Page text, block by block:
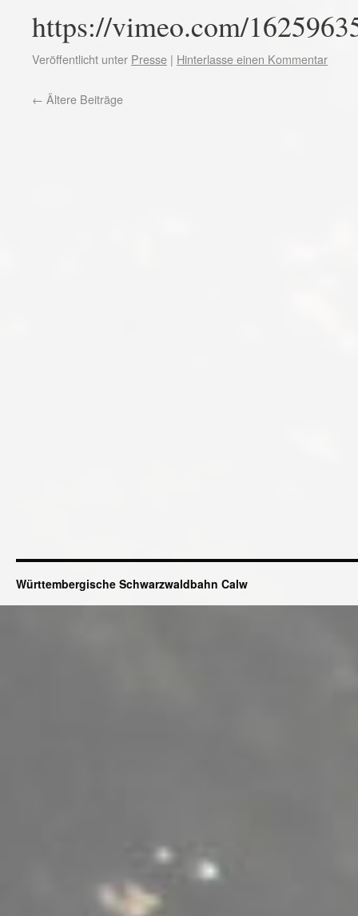
https://vimeo.com/
Veröffentlicht unter Presse | Hinterlasse einen Kommentar
← Ältere Beiträge
Württembergische Schwarzwaldbahn Calw